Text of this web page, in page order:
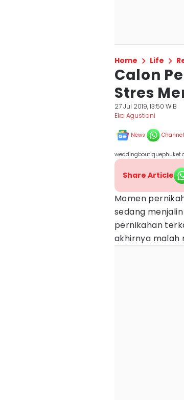
Home Life
Calon
Stres
27 Jul 2019, 13:50 WIB
Eka Agustiani
News Channel
Share Article
Momen
sedang
pernikahan
akhirnya malah